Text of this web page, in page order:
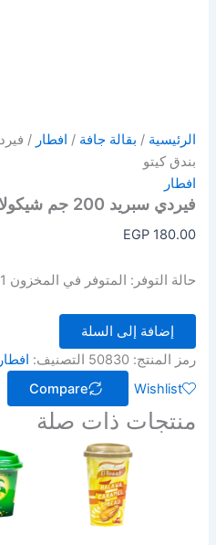
الرئيسية / بقالة جافة / افطار
بندق كيتو
افطار
فيردي سبريد 200 جم شيكولاتة بندق كيتو
EGP180.00
حالة التوفر: المتوفر في المخزون 1 فقط
إضافة إلى السلة
رمز المنتج:50830 التصنيف: افطار
Wishlist
Compare
منتجات ذات صلة